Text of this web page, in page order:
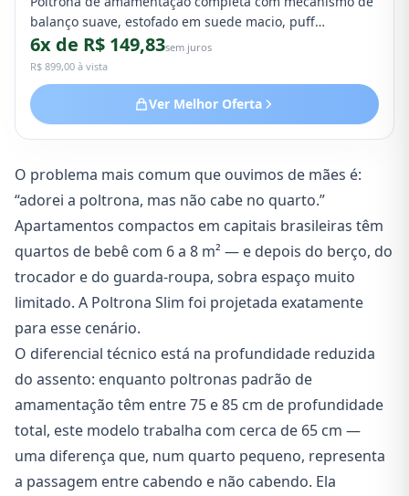
balanço suave, estofado em suede macio, puff
combinando e apoio lombar ergonômico. Design
moderno que se adapta a qualquer decoração.
6x de R$ 149,83sem juros
R$ 899,00 à vista
Ver Melhor Oferta
O problema mais comum que ouvimos de mães é:
“adorei a poltrona, mas não cabe no quarto.”
Apartamentos compactos em capitais brasileiras têm
quartos de bebê com 6 a 8 m² — e depois do berço, do
trocador e do guarda-roupa, sobra espaço muito
limitado. A Poltrona Slim foi projetada exatamente
para esse cenário.
O diferencial técnico está na profundidade reduzida
do assento: enquanto poltronas padrão de
amamentação têm entre 75 e 85 cm de profundidade
total, este modelo trabalha com cerca de 65 cm —
uma diferença que, num quarto pequeno, representa
a passagem entre cabendo e não cabendo. Ela